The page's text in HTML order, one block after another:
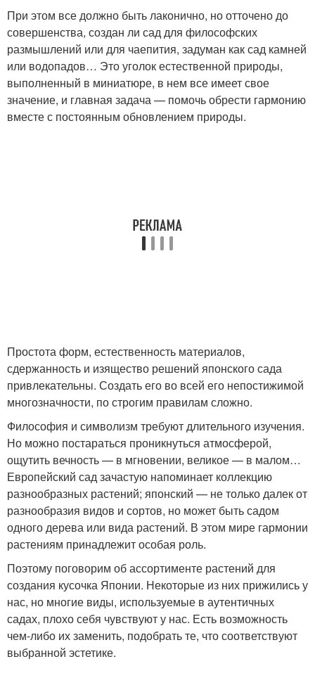
При этом все должно быть лаконично, но отточено до
совершенства, создан ли сад для философских
размышлений или для чаепития, задуман как сад камней
или водопадов… Это уголок естественной природы,
выполненный в миниатюре, в нем все имеет свое
значение, и главная задача — помочь обрести гармонию
вместе с постоянным обновлением природы.
Простота форм, естественность материалов,
сдержанность и изящество решений японского сада
привлекательны. Создать его во всей его непостижимой
многозначности, по строгим правилам сложно.
Философия и символизм требуют длительного изучения.
Но можно постараться проникнуться атмосферой,
ощутить вечность — в мгновении, великое — в малом…
Европейский сад зачастую напоминает коллекцию
разнообразных растений; японский — не только далек от
разнообразия видов и сортов, но может быть садом
одного дерева или вида растений. В этом мире гармонии
растениям принадлежит особая роль.
Поэтому поговорим об ассортименте растений для
создания кусочка Японии. Некоторые из них прижились у
нас, но многие виды, используемые в аутентичных
садах, плохо себя чувствуют у нас. Есть возможность
чем-либо их заменить, подобрать те, что соответствуют
выбранной эстетике.